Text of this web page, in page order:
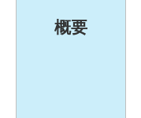
概要